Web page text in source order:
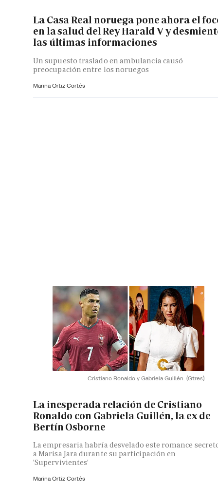
La Casa Real noruega pone ahora el
en la salud del Rey Harald V y
las últimas informaciones
Un supuesto traslado en ambulancia causó
preocupación entre los noruegos
Marina Ortiz Cortés
Cristiano Ronaldo y Gabriela Guillén. (Gtres)
La inesperada relación de Cristiano
Ronaldo con Gabriela Guillén, la ex de
Bertín Osborne
La empresaria habría desvelado este romance
a Marisa Jara durante su participación en
'Supervivientes'
Marina Ortiz Cortés